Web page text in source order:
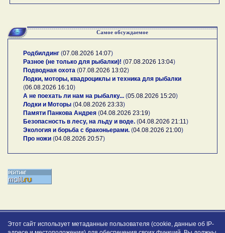
Самое обсуждаемое
Родбилдинг (07.08.2026 14:07)
Разное (не только для рыбалки)! (07.08.2026 13:04)
Подводная охота (07.08.2026 13:02)
Лодки, моторы, квадроциклы и техника для рыбалки
(06.08.2026 16:10)
А не поехать ли нам на рыбалку... (05.08.2026 15:20)
Лодки и Моторы (04.08.2026 23:33)
Памяти Панкова Андрея (04.08.2026 23:19)
Безопасность в лесу, на льду и воде. (04.08.2026 21:11)
Экология и борьба с браконьерами. (04.08.2026 21:00)
Про ножи (04.08.2026 20:57)
Этот сайт использует метаданные пользователя (cookie, данные об IP-